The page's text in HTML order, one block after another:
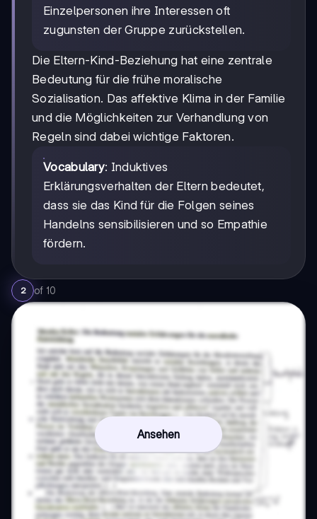
Einzelpersonen ihre Interessen oft
zugunsten der Gruppe zurückstellen.
Die Eltern-Kind-Beziehung hat eine zentrale
Bedeutung für die frühe moralische
Sozialisation. Das affektive Klima in der Familie
und die Möglichkeiten zur Verhandlung von
Regeln sind dabei wichtige Faktoren.
Vocabulary: Induktives
Erklärungsverhalten der Eltern bedeutet,
dass sie das Kind für die Folgen seines
Handelns sensibilisieren und so Empathie
fördern.
2 of 10
Ansehen